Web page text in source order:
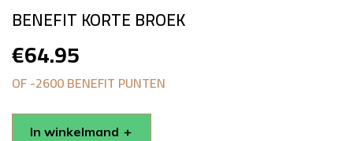
BENEFIT KORTE BROEK
€64.95
OF -2600 BENEFIT PUNTEN
In winkelmand